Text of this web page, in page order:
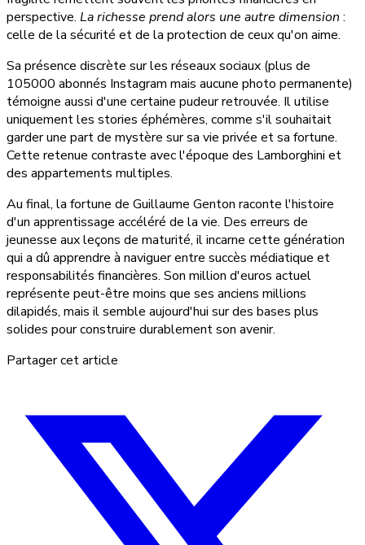
perspective. La richesse prend alors une autre dimension :
celle de la sécurité et de la protection de ceux qu'on aime.
Sa présence discrète sur les réseaux sociaux (plus de
105000 abonnés Instagram mais aucune photo permanente)
témoigne aussi d'une certaine pudeur retrouvée. Il utilise
uniquement les stories éphémères, comme s'il souhaitait
garder une part de mystère sur sa vie privée et sa fortune.
Cette retenue contraste avec l'époque des Lamborghini et
des appartements multiples.
Au final, la fortune de Guillaume Genton raconte l'histoire
d'un apprentissage accéléré de la vie. Des erreurs de
jeunesse aux leçons de maturité, il incarne cette génération
qui a dû apprendre à naviguer entre succès médiatique et
responsabilités financières. Son million d'euros actuel
représente peut-être moins que ses anciens millions
dilapidés, mais il semble aujourd'hui sur des bases plus
solides pour construire durablement son avenir.
Partager cet article